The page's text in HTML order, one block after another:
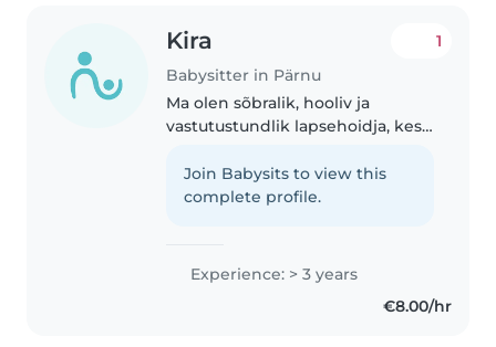
Kira
Babysitter in Pärnu
1
Ma olen sõbralik, hooliv ja
vastutustundlik lapsehoidja, kes
Ma olen töötanud lapsehoidjana
5 aastat. Ma olen valmis tooma
Join Babysits to view this
complete profile.
Experience: > 3 years
€8.00/hr